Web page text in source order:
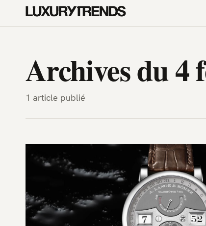
LuxuryTrends.fr —
Archives du 4
1 article publié